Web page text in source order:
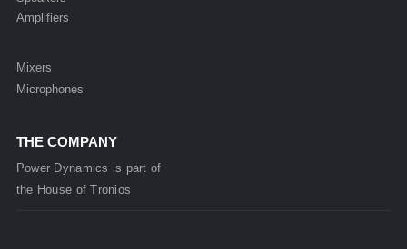
Amplifiers
Mixers
Microphones
THE COMPANY
Power Dynamics is part of
the House ofTronios